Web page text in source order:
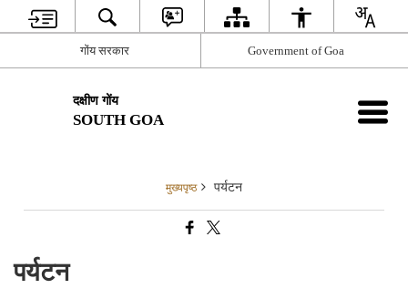
गोंय सरकार Government of Goa
दक्षीण गोंय
SOUTH GOA
मुख्यपृष्ठ पर्यटन
पर्यटन